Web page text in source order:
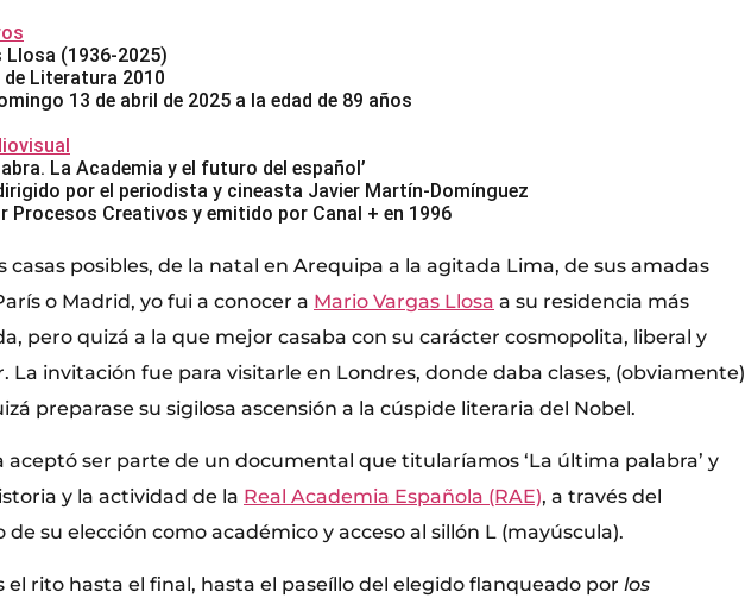
Llosa (1936-2025)
de Literatura 2010
13 de abril de 2025 a la edad de 89 años
La Academia y el futuro del español’
por el periodista y cineasta Javier Martín-Domínguez
Procesos Creativos y emitido por Canal + en 1996
casas posibles, de la natal en Arequipa a la agitada Lima, de sus amadas
o Madrid, yo fui a conocer a Mario Vargas Llosa a su residencia más
pero quizá a la que mejor casaba con su carácter cosmopolita, liberal y
La invitación fue para visitarle en Londres, donde daba clases, (obviamente)
preparase su sigilosa ascensión a la cúspide literaria del Nobel.
aceptó ser parte de un documental que titularíamos ‘La última palabra’ y
y la actividad de la Real Academia Española (RAE), a través del
su elección como académico y acceso al sillón L (mayúscula).
el rito hasta el final, hasta el paseíllo del elegido flanqueado por los